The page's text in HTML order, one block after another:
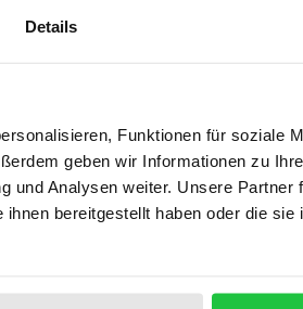
Details
Funktionen für soziale
geben wir Informationen zu
und Analysen weiter. Unsere Partner
bereitgestellt haben oder die sie
Zur Wunschliste
Angaben
die Hauptquelle der
von Frauen ist